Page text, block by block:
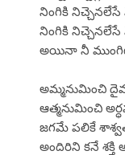
నింగికి
నింగికి
అయినా నీ
అమ్మనుమించి
ఆత్మనుమించి
జగమే పలికే
అందిరిని కనే శక్తి